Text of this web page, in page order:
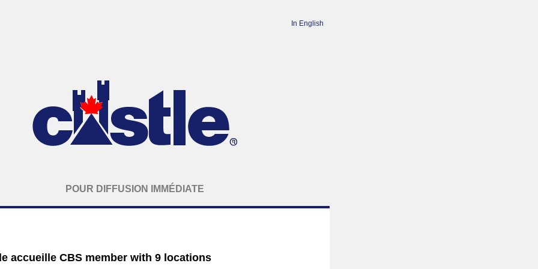
In English
POUR DIFFUSION IMMÉDIATE
accueille CBS member with 9 locations